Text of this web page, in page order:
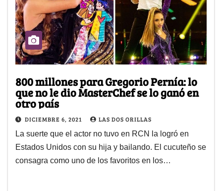
800 millones para Gregorio Pernía: lo
que no le dio MasterChef se lo ganó en
otro país
DICIEMBRE 6, 2021 LAS DOS ORILLAS
La suerte que el actor no tuvo en RCN la logró en
Estados Unidos con su hija y bailando. El cucuteño se
consagra como uno de los favoritos en los…